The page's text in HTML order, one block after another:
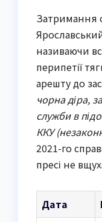
Затримання
називаючи
перипетії
арешту до
чорна діра,
служби в
ККУ
2021-го
пресі не
Дата